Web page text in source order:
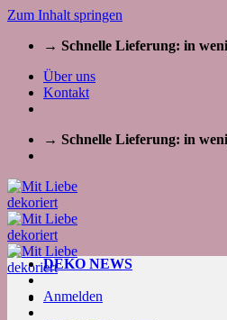
Zum Inhalt springen
→ Schnelle Lieferung: in
Über uns
Kontakt
→ Schnelle Lieferung: in
DEKO NEWS
Anmelden